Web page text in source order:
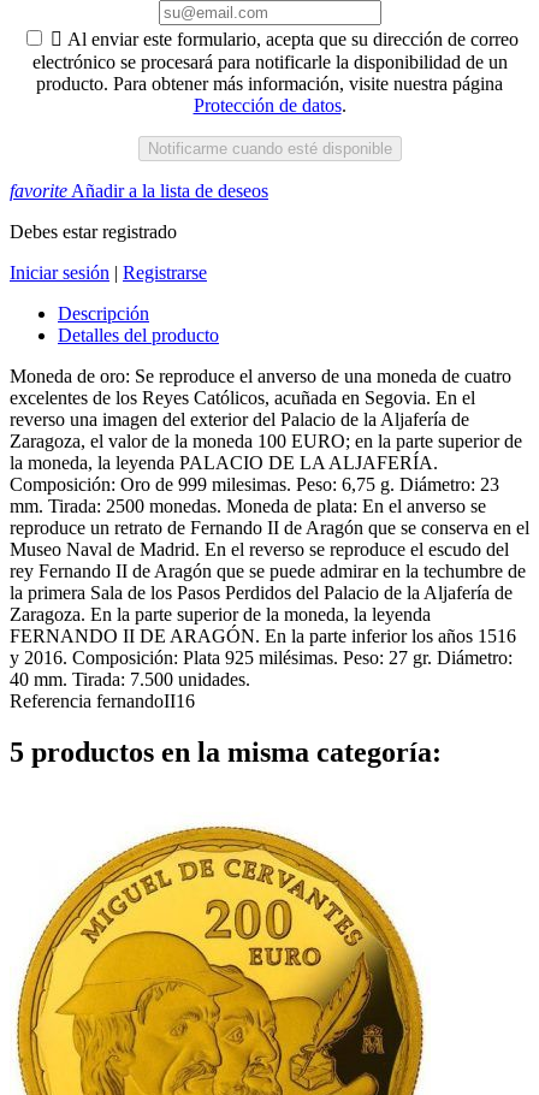
 Al enviar este formulario, acepta que su dirección de correo
electrónico se procesará para notificarle la disponibilidad de un
producto. Para obtener más información, visite nuestra página
Protección de datos.
Notificarme cuando esté disponible
favorite Añadir a la lista de deseos
Debes estar registrado
Iniciar sesión | Registrarse
Descripción
Detalles del producto
Moneda de oro: Se reproduce el anverso de una moneda de cuatro
excelentes de los Reyes Católicos, acuñada en Segovia. En el
reverso una imagen del exterior del Palacio de la Aljafería de
Zaragoza, el valor de la moneda 100 EURO; en la parte superior de
la moneda, la leyenda PALACIO DE LA ALJAFERÍA.
Composición: Oro de 999 milesimas. Peso: 6,75 g. Diámetro: 23
mm. Tirada: 2500 monedas. Moneda de plata: En el anverso se
reproduce un retrato de Fernando II de Aragón que se conserva en el
Museo Naval de Madrid. En el reverso se reproduce el escudo del
rey Fernando II de Aragón que se puede admirar en la techumbre de
la primera Sala de los Pasos Perdidos del Palacio de la Aljafería de
Zaragoza. En la parte superior de la moneda, la leyenda
FERNANDO II DE ARAGÓN. En la parte inferior los años 1516
y 2016. Composición: Plata 925 milésimas. Peso: 27 gr. Diámetro:
40 mm. Tirada: 7.500 unidades.
Referencia fernandoII16
5 productos en la misma categoría: